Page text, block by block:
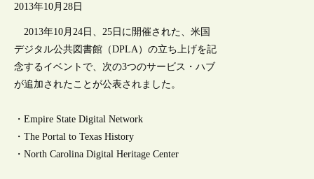
2013年10月28日
2013年10月24日、25日に開催された、米国
デジタル公共図書館（DPLA）の立ち上げを記
念するイベントで、次の3つのサービス・ハブ
が追加されたことが公表されました。
・Empire State Digital Network
・The Portal to Texas History
・North Carolina Digital Heritage Center